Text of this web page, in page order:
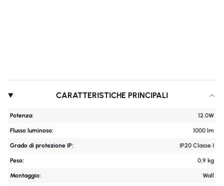
CARATTERISTICHE PRINCIPALI
Potenza: 12.0W
Flusso luminoso: 1000 lm
Grado di protezione IP: IP20 Classe I
Peso: 0,9 kg
Montaggio: Wall